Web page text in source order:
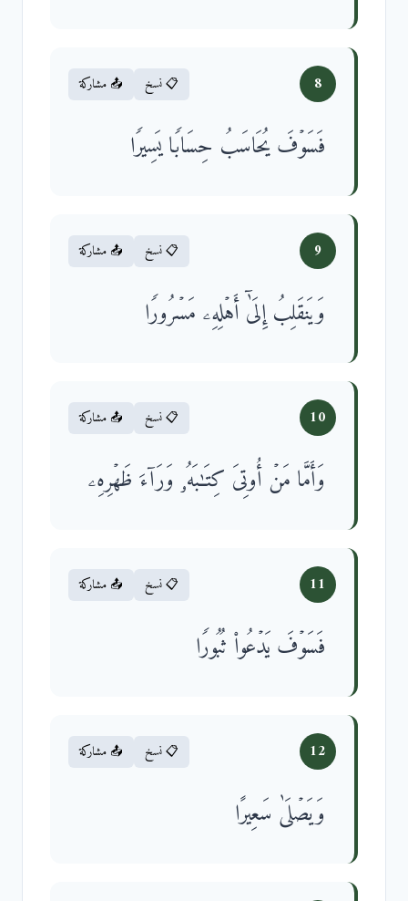
8 📋 نسخ 📤 مشاركة
فَسَوۡفَ یُحَاسَبُ حِسَابࣰا یَسِیرࣰا
9 📋 نسخ 📤 مشاركة
وَیَنقَلِبُ إِلَىٰۤ أَهۡلِهِۦ مَسۡرُورࣰا
10 📋 نسخ 📤 مشاركة
وَأَمَّا مَنۡ أُوتِیَ كِتَـٰبَهُۥ وَرَاۤءَ ظَهۡرِهِۦ
11 📋 نسخ 📤 مشاركة
فَسَوۡفَ یَدۡعُوا۟ ثُبُورࣰا
12 📋 نسخ 📤 مشاركة
وَیَصۡلَىٰ سَعِیرًا